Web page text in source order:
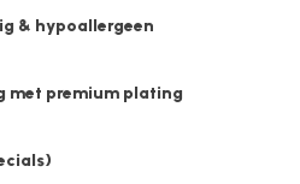
& hypoallergeen
met premium plating